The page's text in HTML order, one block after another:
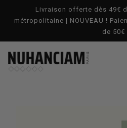
ALLER AU CONTENU PRINCIPAL
Livraison offerte dès 49€
métropolitaine | NOUVEAU !
de 50€